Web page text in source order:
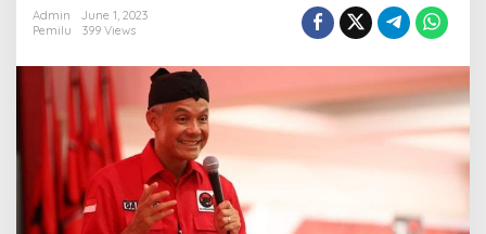
o
i
t
i
k
G
a
n
Admin
June 1, 2023
Pemilu
399 Views